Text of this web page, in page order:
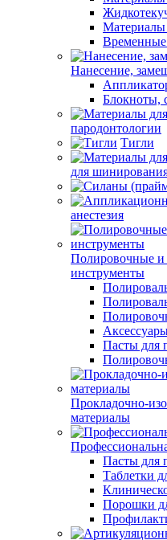
Материалы
Нанесение,
Блокноты,
пародонтологии
Тигли
для
анестезия
Полировочные
инструменты
Пасты для
Прокладочно-
материалы
Пасты для
Таблетки
Порошки